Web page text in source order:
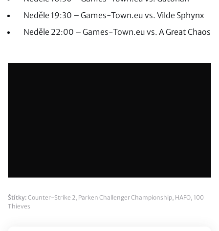
Neděle 19:30 – Games-Town.eu vs. Vilde Sphynx
Neděle 22:00 – Games-Town.eu vs. A Great Chaos
Štítky: Counter-Strike 2, Parken Challenger Championship, HAFO, 100
Thieves